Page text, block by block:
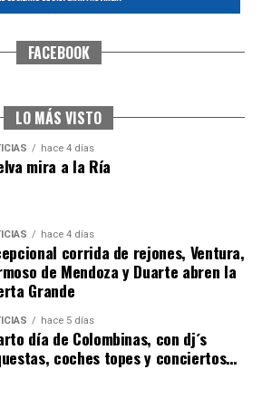
LAS FIESTAS COLOMBINAS
COLOMBINAS 2026
FACEBOOK
LO MÁS VISTO
hace 4 días
mira a la Ría
hace 4 días
corrida de rejones, Ventura,
de Mendoza y Duarte abren la
Grande
hace 5 días
día de Colombinas, con dj´s
coches topes y conciertos…